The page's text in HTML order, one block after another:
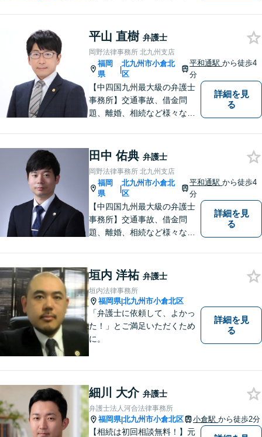
のご相談はお任せください
【夜間・休日対応可】M&A、
株式発行も対応【小倉駅3分】
平山 直樹 弁護士
岡野法律事務所 北九州支店
福岡
県
|
北九州市小倉北
区
平和通駅から徒歩4
分
【中四国九州最大級の弁護士
事務所】交通事故、借金問
題、離婚、相続など様々な問
まずはお気軽にご相談くださ
詳細を見
る
田中 佑典 弁護士
岡野法律事務所 北九州支店
福岡
県
|
北九州市小倉北
区
平和通駅から徒歩4
分
【中四国九州最大級の弁護士
事務所】交通事故、借金問
題、離婚、相続など様々な問
まずはお気軽にご相談くださ
い！
詳細を見
る
垣内 洋祐 弁護士
垣内法律事務所
福岡県|北九州市小倉北区
「弁護士に依頼して、よかっ
た！」とご満足いただくため
に。
詳細を見
る
細川 大介 弁護士
弁護士法人河合法律事務所
福岡県|北九州市小倉北区 小倉駅 から徒歩2分
【相続は初回相談無料！】元